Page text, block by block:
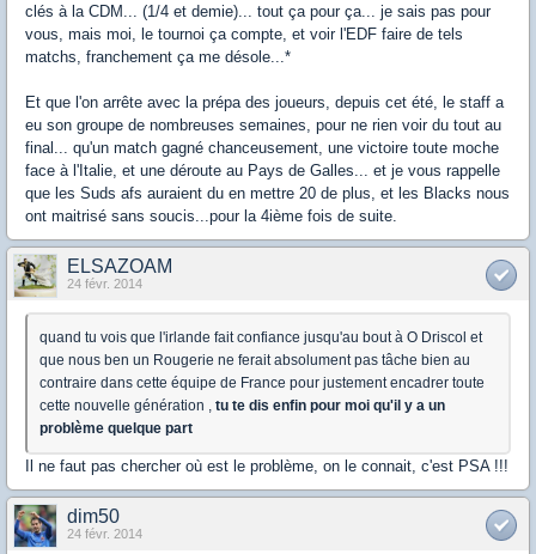
clés à la CDM... (1/4 et demie)... tout ça pour ça... je sais pas pour
vous, mais moi, le tournoi ça compte, et voir l'EDF faire de tels
matchs, franchement ça me désole...*
Et que l'on arrête avec la prépa des joueurs, depuis cet été, le staff a
eu son groupe de nombreuses semaines, pour ne rien voir du tout au
final... qu'un match gagné chanceusement, une victoire toute moche
face à l'Italie, et une déroute au Pays de Galles... et je vous rappelle
que les Suds afs auraient du en mettre 20 de plus, et les Blacks nous
ont maitrisé sans soucis...pour la 4ième fois de suite.
ELSAZOAM
24 févr. 2014
quand tu vois que l'irlande fait confiance jusqu'au bout à O Driscol et
que nous ben un Rougerie ne ferait absolument pas tâche bien au
contraire dans cette équipe de France pour justement encadrer toute
cette nouvelle génération , tu te dis enfin pour moi qu'il y a un
problème quelque part
Il ne faut pas chercher où est le problème, on le connait, c'est PSA !!!
dim50
24 févr. 2014